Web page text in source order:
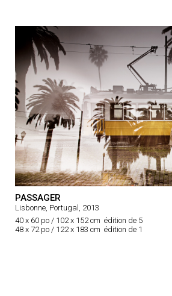
PASSAGER
Lisbonne, Portugal, 2013
40 x 60 po / 102 x 152 cm édition de 5
48 x 72 po / 122 x 183 cm édition de 1